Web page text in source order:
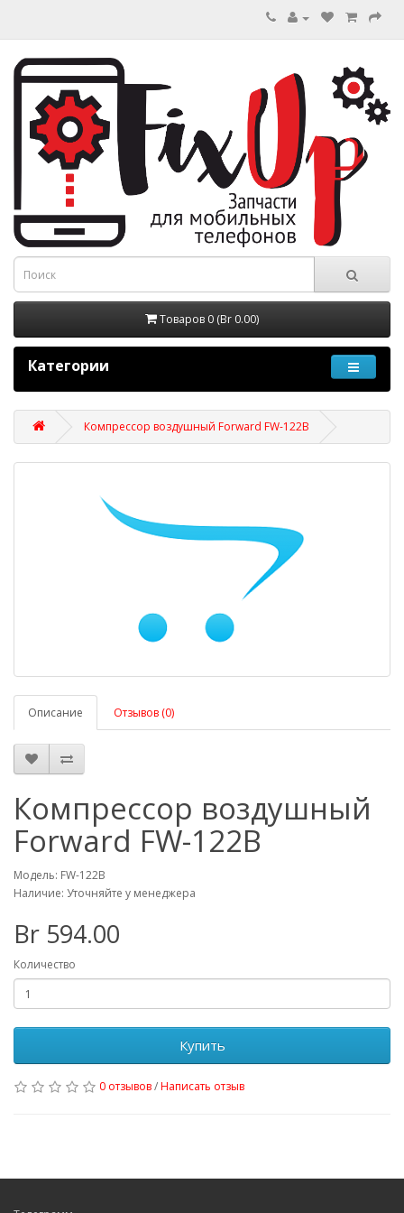
Товаров 0 (Br 0.00)
Категории
Компрессор воздушный Forward FW-122B
Описание Отзывов (0)
Компрессор воздушный
Forward FW-122B
Модель: FW-122B
Наличие: Уточняйте у менеджера
Br 594.00
Количество
Купить
0 отзывов/Написать отзыв